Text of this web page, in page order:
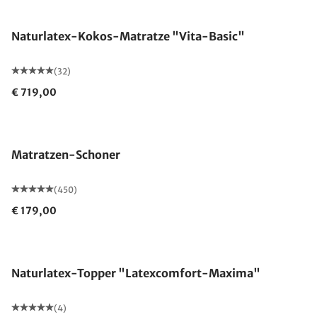
Naturlatex-Kokos-Matratze "Vita-Basic"
(32)
€ 719,00
Matratzen-Schoner
(450)
€ 179,00
Naturlatex-Topper "Latexcomfort-Maxima"
(4)